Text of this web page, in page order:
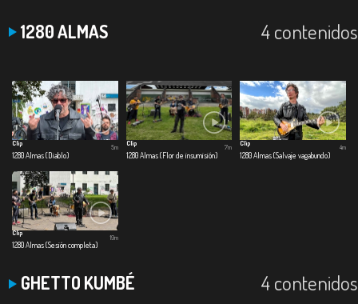
1280 ALMAS 4 contenidos
Clip
1280 Almas (Diablo)
5m
Clip
1280 Almas (Flor de insumisión)
7m
Clip
1280 Almas (Salvaje vagabundo)
4m
Clip
1280 Almas (Sesión completa)
19m
GHETTO KUMBÉ 4 contenidos